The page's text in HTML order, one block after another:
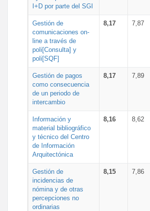
I+D por parte del SGI
Gestión de
comunicaciones on-
line a través de
poli[Consulta] y
poli[SQF]
8,17 7,87
Gestión de pagos
como consecuencia
de un periodo de
intercambio
8,17 7,89
Información y
material bibliográfico
y técnico del Centro
de Información
Arquitectónica
8,16 8,62
Gestión de
incidencias de
nómina y de otras
percepciones no
ordinarias
8,15 7,86